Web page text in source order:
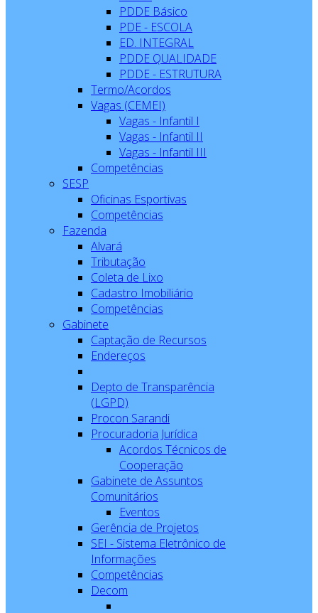
PDDE Básico
PDE - ESCOLA
ED. INTEGRAL
PDDE QUALIDADE
PDDE - ESTRUTURA
Termo/Acordos
Vagas (CEMEI)
Vagas - Infantil I
Vagas - Infantil II
Vagas - Infantil III
Competências
SESP
Oficinas Esportivas
Competências
Fazenda
Alvará
Tributação
Coleta de Lixo
Cadastro Imobiliário
Competências
Gabinete
Captação de Recursos
Endereços
Depto de Transparência
(LGPD)
Procon Sarandi
Procuradoria Jurídica
Acordos Técnicos de
Cooperação
Gabinete de Assuntos
Comunitários
Eventos
Gerência de Projetos
SEI - Sistema Eletrônico de
Informações
Competências
Decom